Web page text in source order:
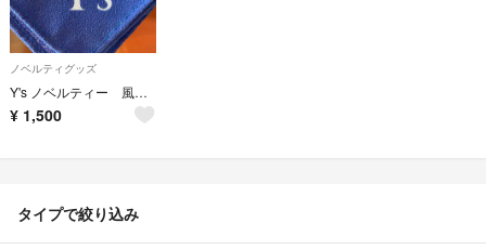
ノベルティグッズ
Y's ノベルティー 風呂敷
¥ 1,500
タイプで絞り込み